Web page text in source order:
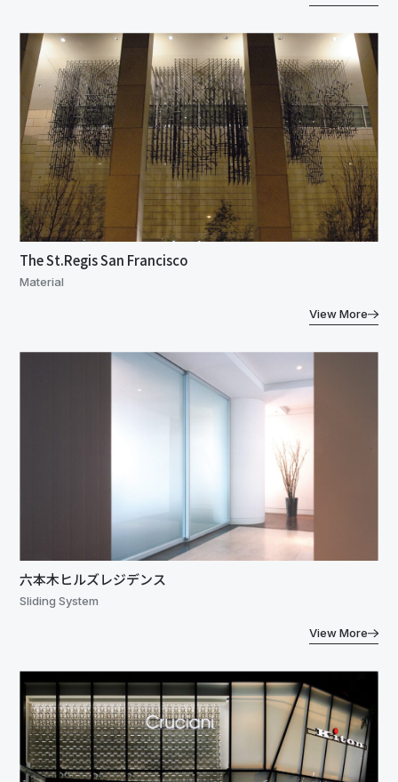
The St.Regis San Francisco
Material
View More
六本木ヒルズレジデンス
Sliding System
View More